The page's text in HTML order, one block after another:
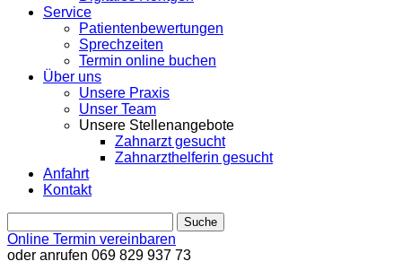
Service
Patientenbewertungen
Sprechzeiten
Termin online buchen
Über uns
Unsere Praxis
Unser Team
Unsere Stellenangebote
Zahnarzt gesucht
Zahnarzthelferin gesucht
Anfahrt
Kontakt
Online Termin vereinbaren
oder anrufen 069 829 937 73